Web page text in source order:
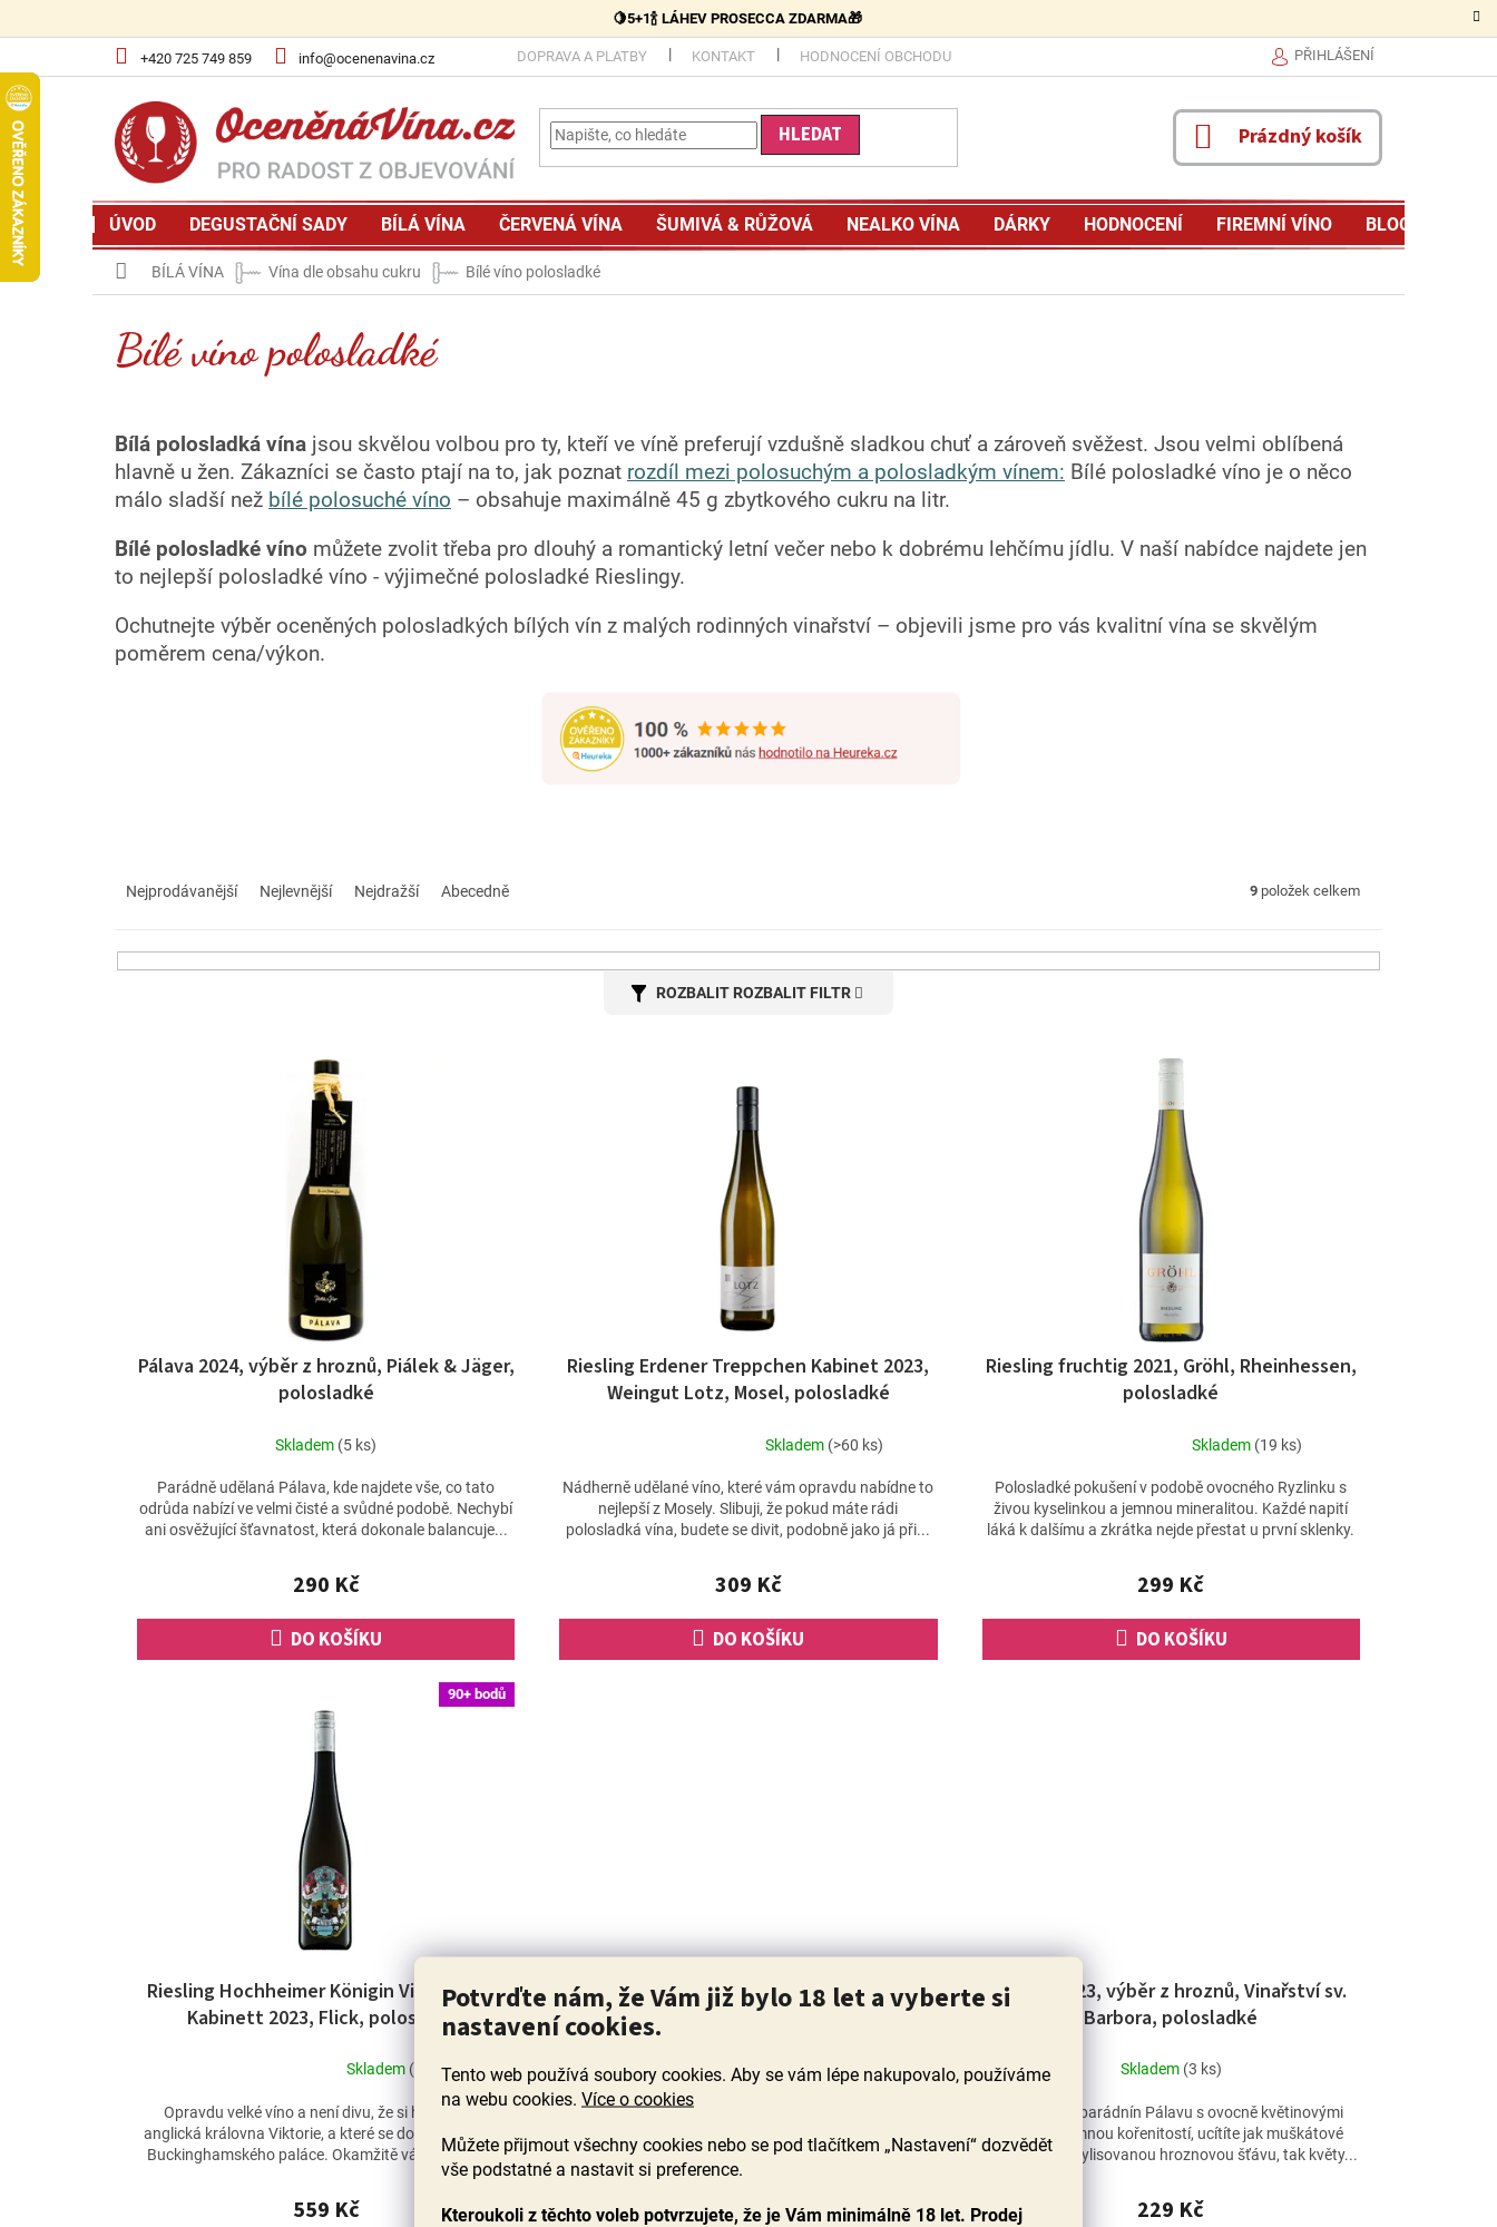
Potvrďte nám, že Vám již bylo 18 let a vyberte si
nastavení cookies.
Tento web používá soubory cookies. Aby se vám lépe nakupovalo, používáme
na webu cookies. Více o cookies
Můžete přijmout všechny cookies nebo se pod tlačítkem „Nastavení“ dozvědět
vše podstatné a nastavit si preference.
Kteroukoli z těchto voleb potvrzujete, že je Vám minimálně 18 let. Prodej
🍋5+1🍾 LÁHEV PROSECCA ZDARMA🎁
+420 725 749 859 info@ocenenavina.cz DOPRAVA A PLATBY KONTAKT HODNOCENÍ OBCHODU PŘIHLÁŠENÍ
HLEDAT
NÁKUPNÍ
KOŠÍK
Prázdný košík
ÚVOD DEGUSTAČNÍ SADY BÍLÁ VÍNA ČERVENÁ VÍNA ŠUMIVÁ & RŮŽOVÁ NEALKO VÍNA DÁRKY FIREMNÍ VÍNO
HODNOCENÍ BLOG
Domů
BÍLÁ VÍNA Vína dle obsahu cukru Bílé víno polosladké
Bílé víno polosladké
Bílá polosladká vína jsou skvělou volbou pro ty, kteří ve víně preferují vzdušně sladkou chuť a zároveň svěžest. Jsou velmi oblíbená
hlavně u žen. Zákazníci se často ptají na to, jak poznat rozdíl mezi polosuchým a polosladkým vínem: Bílé polosladké víno je o něco
málo sladší než bílé polosuché víno – obsahuje maximálně 45 g zbytkového cukru na litr.
Bílé polosladké víno můžete zvolit třeba pro dlouhý a romantický letní večer nebo k dobrému lehčímu jídlu. V naší nabídce najdete jen
to nejlepší polosladké víno - výjimečné polosladké Rieslingy.
Ochutnejte výběr oceněných polosladkých bílých vín z malých rodinných vinařství – objevili jsme pro vás kvalitní vína se skvělým
poměrem cena/výkon.
n
Nejprodávanější Nejlevnější Nejdražší Abecedně 9 položek celkem
ROZBALIT FILTR
Pálava 2024, výběr z hroznů, Piálek & Jäger,
polosladké
Skladem (5 ks)
290 Kč
DO KOŠÍKU
Parádně udělaná Pálava, kde najdete vše, co tato
odrůda nabízí ve velmi čisté a svůdné podobě. Nechybí
ani osvěžující šťavnatost, která dokonale balancuje...
Riesling Erdener Treppchen Kabinet 2023,
Weingut Lotz, Mosel, polosladké
hodnocení
produktu
je
Skladem (>60 ks)
309 Kč
DO KOŠÍKU
Nádherně udělané víno, které vám opravdu nabídne to
nejlepší z Mosely. Slibuji, že pokud máte rádi
polosladká vína, budete se divit, podobně jako já při...
Riesling fruchtig 2021, Gröhl, Rheinhessen,
polosladké
hodnocení
produktu
je
Skladem (19 ks)
299 Kč
DO KOŠÍKU
Polosladké pokušení v podobě ovocného Ryzlinku s
živou kyselinkou a jemnou mineralitou. Každé napití
láká k dalšímu a zkrátka nejde přestat u první sklenky.
90+ bodů
Riesling Hochheimer Königin Victoriaberg
Kabinett 2023, Flick, polosladké
hodnocení
produktu
je
Skladem (24 ks)
559 Kč
Opravdu velké víno a není divu, že si ho oblíbila i
anglická královna Viktorie, a které se doteď dováží do
Buckinghamského paláce. Okamžitě vás zaujme a...
Tramín červený 2025, výběr z hroznů,
Piálek & Jäger, polosladký
Skladem(14 ks)
299 Kč
Opulentní Tramín plný aroma medu, rozinek, objevují se
je přítomnost svěží kyselinky, která...
Pálava 2023, výběr z hroznů, Vinařství sv.
Barbora, polosladké
Skladem (3 ks)
229 Kč
Těšte se na parádnín Pálavu s ovocně květinovými
tóny a příjemnou kořenitostí, ucítíte jak muškátové
tóny, čerstvě vylisovanou hroznovou šťávu, tak květy...